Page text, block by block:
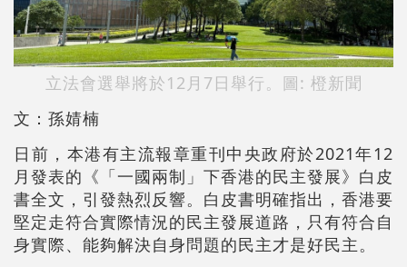
立法會選舉將於12月7日舉行。圖: 橙新聞
文：孫婧楠
日前，本港有主流報章重刊中央政府於2021年12
月發表的《「一國兩制」下香港的民主發展》白皮
書全文，引發熱烈反響。白皮書明確指出，香港要
堅定走符合實際情況的民主發展道路，只有符合自
身實際、能夠解決自身問題的民主才是好民主。